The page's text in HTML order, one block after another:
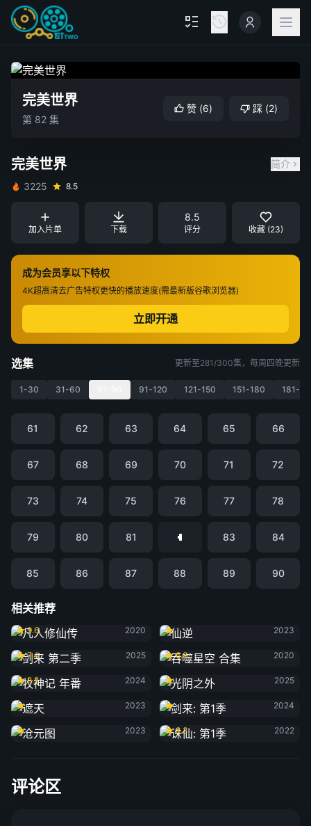
完美世界
第 82 集
赞 (6) 踩 (2)
完美世界
简介
3225
8.5
加入片单 下载
8.5
评分 收藏 (23)
成为会员享以下特权
4K超高清去广告特权更快的播放速度(需最新版谷歌浏览器)
立即开通
选集 更新至281/300集，每周四晚更新
1-30 31-60 91-120 121-150 151-180 181-
61 62 63 64 65 66
67 68 69 70 71 72
73 74 75 76 77 78
79 80 81 83 84
85 86 87 88 89 90
相关推荐
凡人修仙传
9.6
2020
2023
剑来 第二季
7.4
2025
吞噬星空 合集
6.8
2020
牧神记 年番
8.8
2024
光阴之外
2025
遮天
2023
剑来: 第1季
2024
沧元图
2023
诛仙: 第1季
8.3
2022
评论区